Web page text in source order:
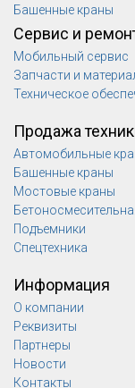
Башенные краны
Сервис и
Мобильный сервис
Запчасти и
Техническое
Продажа
Автомобильные
Башенные краны
Мостовые краны
Подъемники
Спецтехника
Информация
О компании
Реквизиты
Партнеры
Новости
Контакты